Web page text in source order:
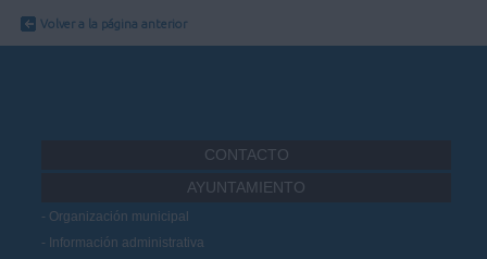
Volver a la página anterior
CONTACTO
AYUNTAMIENTO
Organización municipal
Información administrativa